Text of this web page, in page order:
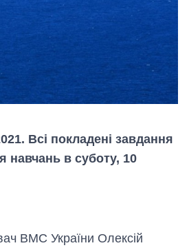
Всі покладені завдання
навчань в суботу, 10
ВМС України Олексій